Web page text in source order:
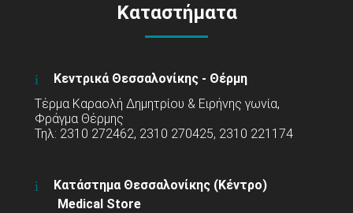
Καταστήματα
Κεντρικά Θεσσαλονίκης - Θέρμη
Τέρμα Καραολή Δημητρίου & Ειρήνης γωνία,
Φράγμα Θέρμης
Τηλ: 2310 272462, 2310 270425, 2310 221174
Κατάστημα Θεσσαλονίκης (Κέντρο)
Medical Store